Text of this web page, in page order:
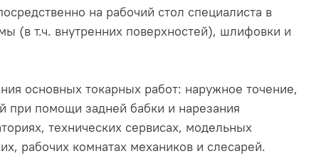
на рабочий стол специалиста в
(в т.ч. внутренних поверхностей), шлифовки и
основных токарных работ: наружное точение,
при помощи задней бабки и нарезания
технических сервисах, модельных
рабочих комнатах механиков и слесарей.